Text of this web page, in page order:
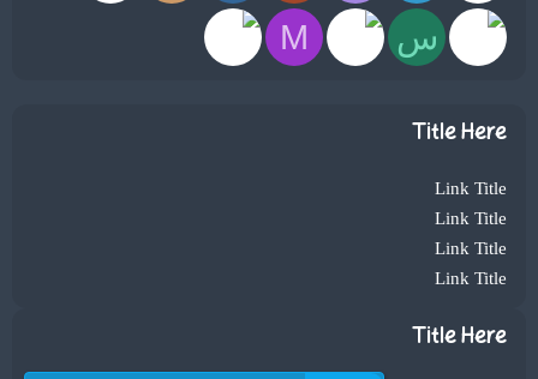
س
M
Title Here
Link Title
Link Title
Link Title
Link Title
Title Here